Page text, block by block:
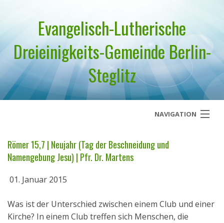
Evangelisch-Lutherische
Dreieinigkeits-Gemeinde Berlin-
Steglitz
NAVIGATION
Über uns
Geistliches Wort
Termine
Römer 15,7 | Neujahr (Tag der Beschneidung und
Namengebung Jesu) | Pfr. Dr. Martens
01. Januar 2015
Was ist der Unterschied zwischen einem Club und einer
Kirche? In einem Club treffen sich Menschen, die